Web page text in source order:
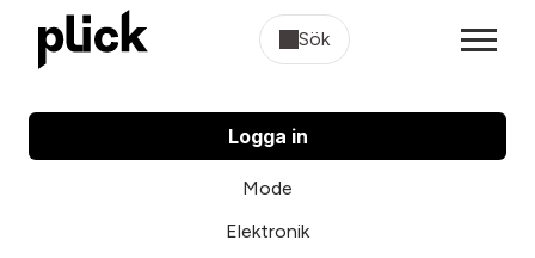
Sök
Logga in
Mode
Elektronik